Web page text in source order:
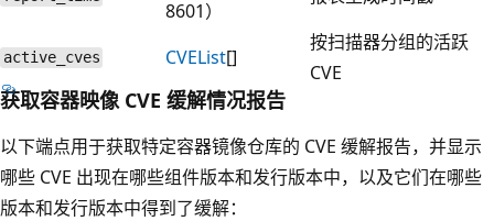
8601）
active_cves CVEList[]
按扫描器分组的活跃
CVE
获取容器映像 CVE 缓解情况报告
以下端点用于获取特定容器镜像仓库的 CVE 缓解报告，并显示
哪些 CVE 出现在哪些组件版本和发行版本中，以及它们在哪些
版本和发行版本中得到了缓解：